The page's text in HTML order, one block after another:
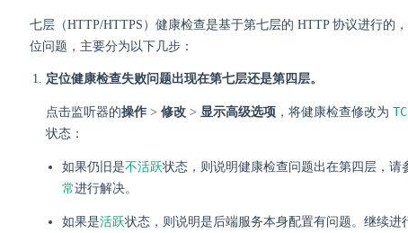
七层（HTTP/HTTPS）健康检查是基于第七层的 HTTP 协议进行的
位问题，主要分为以下几步：
定位健康检查失败问题出现在第七层还是第四层。
点击监听器的操作 > 修改 > 显示高级选项 ，将健康检查修改为
状态：
如果仍旧是不活跃状态，则说明健康检查问题出在第四层，请
常进行解决。
如果是活跃状态，则说明是后端服务本身配置有问题。继续进